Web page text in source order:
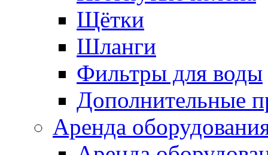
Щётки
Шланги
Фильтры для воды
Дополнительные
Аренда